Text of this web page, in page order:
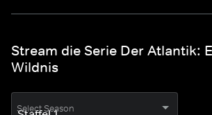
Stream die Serie Der Atlantik:
Wildnis
Select Season